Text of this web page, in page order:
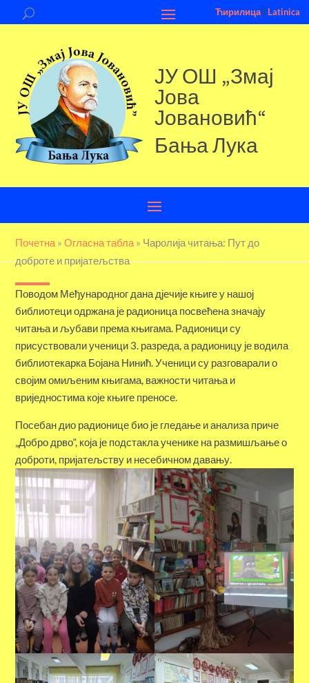
Ћирилица| Latinica
ЈУ ОШ „Змај
Јова
Јовановић“
Бања Лука
Почетна »Огласна табла » Чаролија читања: Пут до
доброте и пријатељства
Поводом Међународног дана дјечије књиге у нашој
библиотеци одржана је радионица посвећена значају
читања и љубави према књигама. Радионици су
присуствовали ученици 3. разреда, а радионицу је водила
библиотекарка Бојана Нинић. Ученици су разговарали о
својим омиљеним књигама, важности читања и
вриједностима које књиге преносе.
Посебан дио радионице био је гледање и анализа приче
„Добро дрво“, која је подстакла ученике на размишљање о
доброти, пријатељству и несебичном давању.